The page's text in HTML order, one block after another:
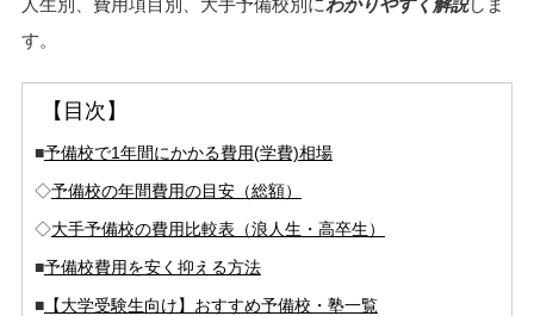
す。
【目次】
■予備校で1年間にかかる費用(学費)相場
◇予備校の年間費用の目安（総額）
◇大手予備校の費用比較表（浪人生・高卒生）
■予備校費用を安く抑える方法
■【大学受験生向け】おすすめ予備校・塾一覧